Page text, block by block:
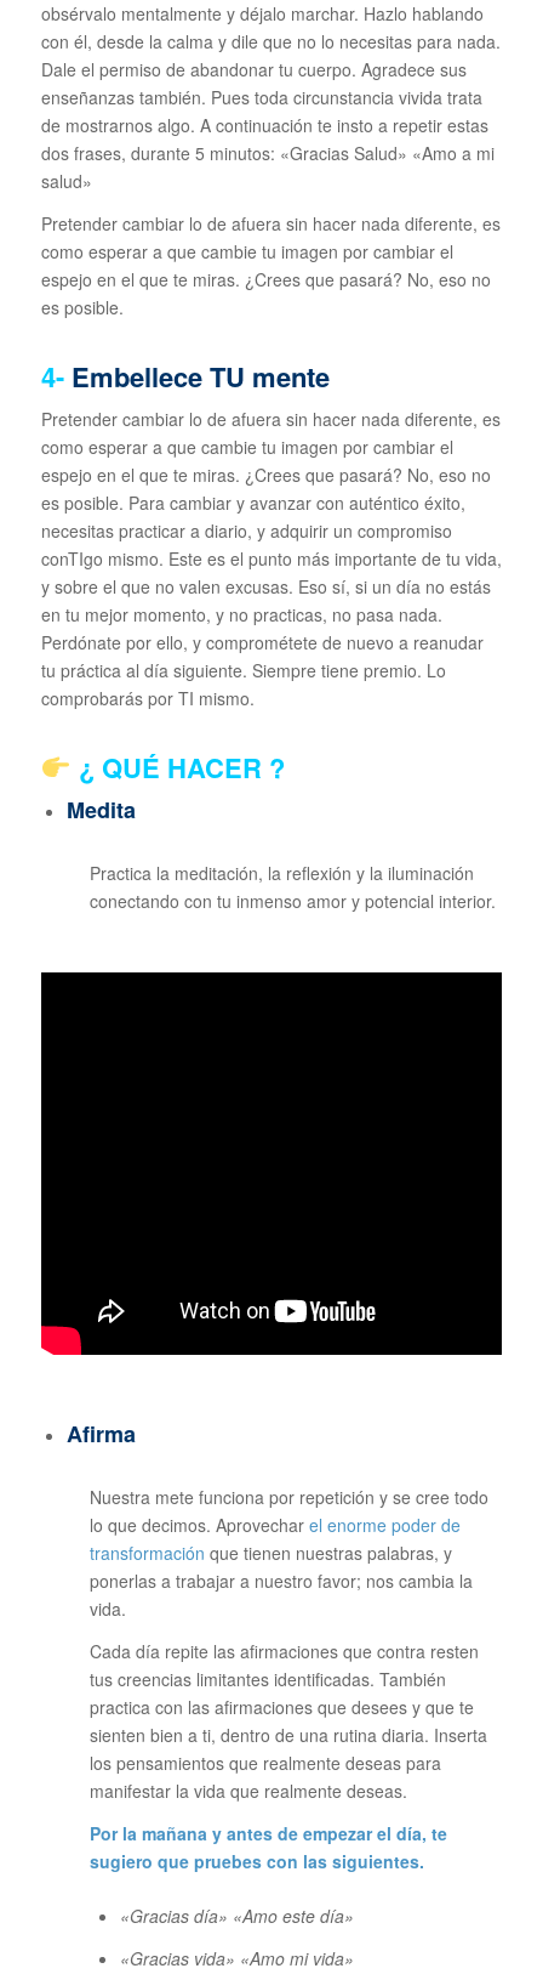
obsérvalo mentalmente y déjalo marchar. Hazlo hablando
con él, desde la calma y dile que no lo necesitas para nada.
Dale el permiso de abandonar tu cuerpo. Agradece sus
enseñanzas también. Pues toda circunstancia vivida trata
de mostrarnos algo. A continuación te insto a repetir estas
dos frases, durante 5 minutos: «Gracias Salud» «Amo a mi
salud»
Pretender cambiar lo de afuera sin hacer nada diferente, es
como esperar a que cambie tu imagen por cambiar el
espejo en el que te miras. ¿Crees que pasará? No, eso no
es posible.
4- Embellece TU mente
Pretender cambiar lo de afuera sin hacer nada diferente, es
como esperar a que cambie tu imagen por cambiar el
espejo en el que te miras. ¿Crees que pasará? No, eso no
es posible. Para cambiar y avanzar con auténtico éxito,
necesitas practicar a diario, y adquirir un compromiso
conTIgo mismo. Este es el punto más importante de tu vida,
y sobre el que no valen excusas. Eso sí, si un día no estás
en tu mejor momento, y no practicas, no pasa nada.
Perdónate por ello, y comprométete de nuevo a reanudar
tu práctica al día siguiente. Siempre tiene premio. Lo
comprobarás por TI mismo.
¿ QUÉ HACER ?
Medita
Practica la meditación, la reflexión y la iluminación
conectando con tu inmenso amor y potencial interior.
Afirma
Nuestra mete funciona por repetición y se cree todo
lo que decimos. Aprovechar el enorme poder de
transformación que tienen nuestras palabras, y
ponerlas a trabajar a nuestro favor; nos cambia la
vida.
Cada día repite las afirmaciones que contra resten
tus creencias limitantes identificadas. También
practica con las afirmaciones que desees y que te
sienten bien a ti, dentro de una rutina diaria. Inserta
los pensamientos que realmente deseas para
manifestar la vida que realmente deseas.
Por la mañana y antes de empezar el día, te
sugiero que pruebes con las siguientes.
«Gracias día» «Amo este día»
«Gracias vida» «Amo mi vida»